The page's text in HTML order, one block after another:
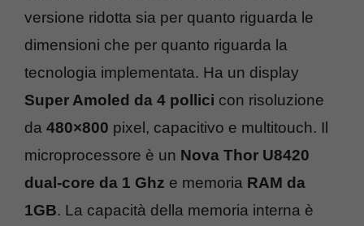
versione ridotta sia per quanto riguarda le
dimensioni che per quanto riguarda la
tecnologia implementata. Ha un display
Super Amoled da 4 pollici con risoluzione
da 480×800 pixel, capacitivo e multitouch. Il
microprocessore è un Nova Thor U8420
dual-core da 1 Ghz e memoria RAM da
1GB. La capacità della memoria interna è